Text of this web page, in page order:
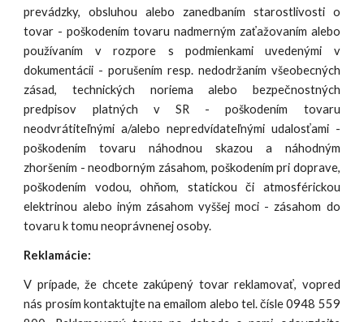
prevádzky, obsluhou alebo zanedbaním starostlivosti o
tovar - poškodením tovaru nadmerným zaťažovaním alebo
používaním v rozpore s podmienkami uvedenými v
dokumentácii - porušením resp. nedodržaním všeobecných
zásad, technických noriema alebo bezpečnostných
predpisov platných v SR - poškodením tovaru
neodvrátiteľnými a/alebo nepredvídateľnými udalosťami -
poškodením tovaru náhodnou skazou a náhodným
zhoršením - neodborným zásahom, poškodením pri doprave,
poškodením vodou, ohňom, statickou či atmosférickou
elektrinou alebo iným zásahom vyššej moci - zásahom do
tovaru k tomu neoprávnenej osoby.
Reklamácie:
V prípade, že chcete zakúpený tovar reklamovať, vopred
nás prosím kontaktujte na emailom alebo tel. čísle 0948 559